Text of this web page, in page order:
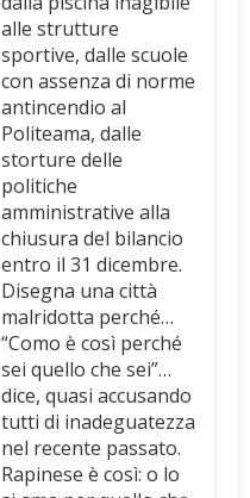
alle strutture
sportive, dalle scuole
con assenza di norme
antincendio al
Politeama, dalle
storture delle
politiche
amministrative alla
chiusura del bilancio
entro il 31 dicembre.
Disegna una città
malridotta perché…
“Como è così perché
sei quello che sei”…
dice, quasi accusando
tutti di inadeguatezza
nel recente passato.
Rapinese è così: o lo